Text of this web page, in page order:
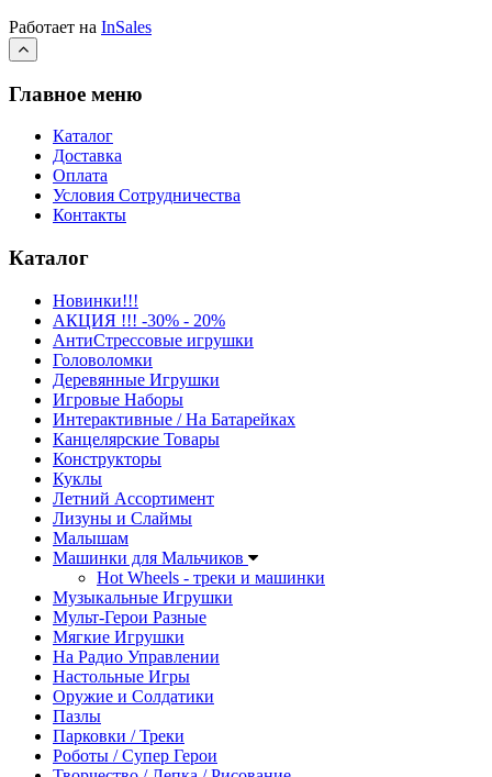
Работает на InSales
Главное меню
Каталог
Доставка
Оплата
Условия Сотрудничества
Контакты
Каталог
Новинки!!!
АКЦИЯ !!! -30% - 20%
АнтиСтрессовые игрушки
Головоломки
Деревянные Игрушки
Игровые Наборы
Интерактивные / На Батарейках
Канцелярские Товары
Конструкторы
Куклы
Летний Ассортимент
Лизуны и Слаймы
Малышам
Машинки для Мальчиков
Hot Wheels - треки и машинки
Музыкальные Игрушки
Мульт-Герои Разные
Мягкие Игрушки
На Радио Управлении
Настольные Игры
Оружие и Солдатики
Пазлы
Парковки / Треки
Роботы / Супер Герои